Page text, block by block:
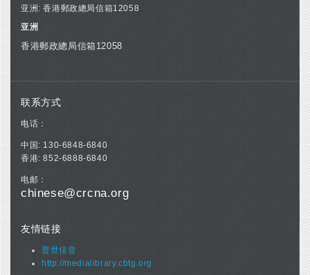
亚洲: 香港郵政總局信箱12058
亚洲
香港郵政總局信箱12058
联系方式
电话：
中国: 130-6848-6840
香港: 852-6888-6840
电邮：
chinese@crcna.org
友情链接
普世佳音
http://medialibrary.cbtg.org